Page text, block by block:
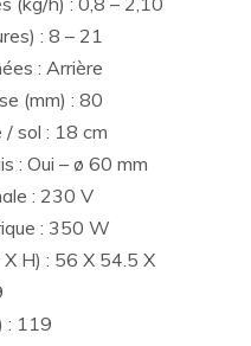
: 8 – 21
: Arrière
(mm) : 80
/ sol : 18 cm
: Oui – ø 60 mm
: 230 V
: 350 W
H) : 56 X 54.5 X
: 119